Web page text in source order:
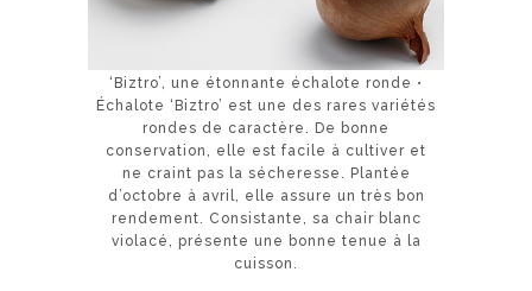
‘Biztro’, une étonnante échalote ronde •
Échalote ‘Biztro’ est une des rares variétés
rondes de caractère. De bonne
conservation, elle est facile à cultiver et
ne craint pas la sécheresse. Plantée
d’octobre à avril, elle assure un très bon
rendement. Consistante, sa chair blanc
violacé, présente une bonne tenue à la
cuisson.